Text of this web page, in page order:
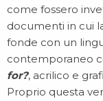
come fossero
documenti in cui
fonde con un
contemporaneo
for?, acrilico e
Proprio questa